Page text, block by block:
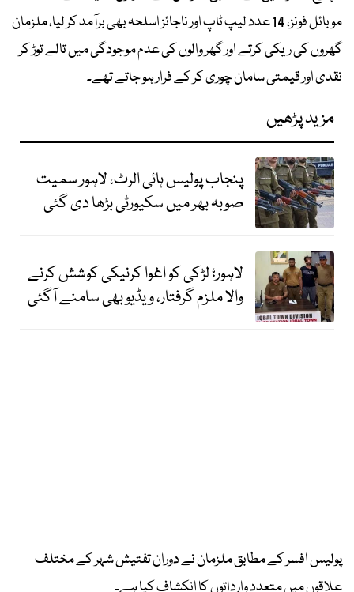
موبائل فونز، 14 عدد لیپ ٹاپ اور ناجائز اسلحہ بھی برآمد کر لیا، ملزمان
گھروں کی ریکی کرتے اور گھر والوں کی عدم موجودگی میں تالے توڑ کر
نقدی اور قیمتی سامان چوری کر کے فرار ہو جاتے تھے۔
مزید پڑھیں
پنجاب پولیس ہائی الرٹ، لاہور سمیت
صوبہ بھر میں سکیورٹی بڑھا دی گئی
لاہور؛ لڑکی کو اغوا کرنیکی کوشش کرنے
والا ملزم گرفتار، ویڈیو بھی سامنے آگئی
پولیس افسر کے مطابق ملزمان نے دوران تفتیش شہر کے مختلف